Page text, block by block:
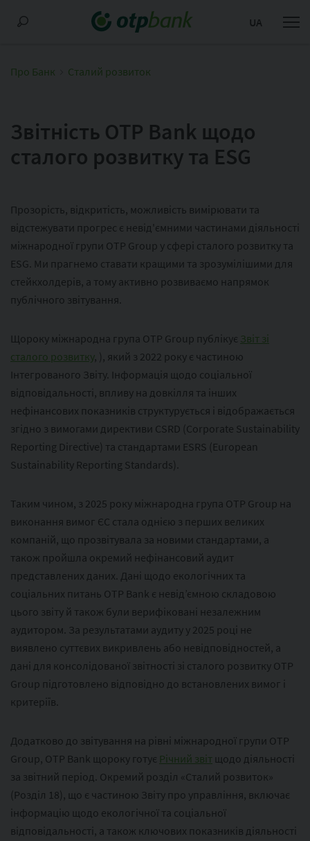
UA
Про Банк Сталий розвиток
Звітність OTP Bank щодо
сталого розвитку та ESG
Прозорість, відкритість, можливість вимірювати та
відстежувати прогрес є невід'ємними частинами діяльності
міжнародної групи OTP Group у сфері сталого розвитку та
ESG. Ми прагнемо ставати кращими та зрозумілішими для
стейкхолдерів, а тому активно розвиваємо напрямок
публічного звітування.
Щороку міжнародна група OTP Group публікує Звіт зі
сталого розвитку, ), який з 2022 року є частиною
Інтегрованого Звіту. Інформація щодо соціальної
відповідальності, впливу на довкілля та інших
нефінансових показників структурується і відображається
згідно з вимогами директиви CSRD (Corporate Sustainability
Reporting Directive) та стандартами ESRS (European
Sustainability Reporting Standards).
Таким чином, з 2025 року міжнародна група OTP Group на
виконання вимог ЄС стала однією з перших великих
компаній, що прозвітувала за новими стандартами, а
також пройшла окремий нефінансовий аудит
представлених даних. Дані щодо екологічних та
соціальних питань OTP Bank є невід’ємною складовою
цього звіту й також були верифіковані незалежним
аудитором. За результатами аудиту у 2025 році не
виявлено суттєвих викривлень або невідповідностей, а
дані для консолідованої звітності зі сталого розвитку OTP
Group підготовлено відповідно до встановлених вимог і
критеріїв.
Додатково до звітування на рівні міжнародної групи OTP
Group, OTP Bank щороку готує Річний звіт щодо діяльності
за звітний період. Окремий розділ «Сталий розвиток»
(Розділ 18), що є частиною Звіту про управління, включає
інформацію щодо екологічної та соціальної
відповідальності, а також ключових показників діяльності